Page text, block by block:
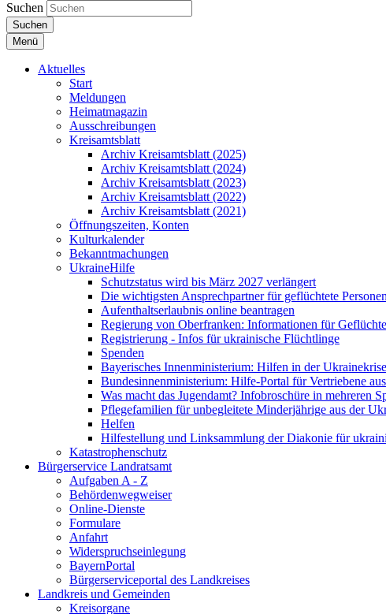
Suchen
Suchen
Menü
Aktuelles
Start
Meldungen
Heimatmagazin
Ausschreibungen
Kreisamtsblatt
Archiv Kreisamtsblatt (2025)
Archiv Kreisamtsblatt (2024)
Archiv Kreisamtsblatt (2023)
Archiv Kreisamtsblatt (2022)
Archiv Kreisamtsblatt (2021)
Öffnungszeiten, Konten
Kulturkalender
Bekanntmachungen
UkraineHilfe
Schutzstatus wird bis März 2027 verlängert
Die wichtigsten Ansprechpartner für geflüchtete
Aufenthaltserlaubnis online beantragen
Regierung von Oberfranken: Informationen für
Registrierung - Infos für ukrainische Flüchtlinge
Spenden
Bayerisches Innenministerium: Hilfen in der Ukrainekrise
Bundesinnenministerium: Hilfe-Portal für Vertriebene
Was macht das Jugendamt? Infobroschüre in mehreren
Pflegefamilien für unbegleitete Minderjährige aus der
Helfen
Hilfestellung und Linksammlung der Diakonie für
Katastrophenschutz
Bürgerservice Landratsamt
Aufgaben A - Z
Behördenwegweiser
Online-Dienste
Formulare
Anfahrt
Widerspruchseinlegung
BayernPortal
Bürgerserviceportal des Landkreises
Landkreis und Gemeinden
Kreisorgane